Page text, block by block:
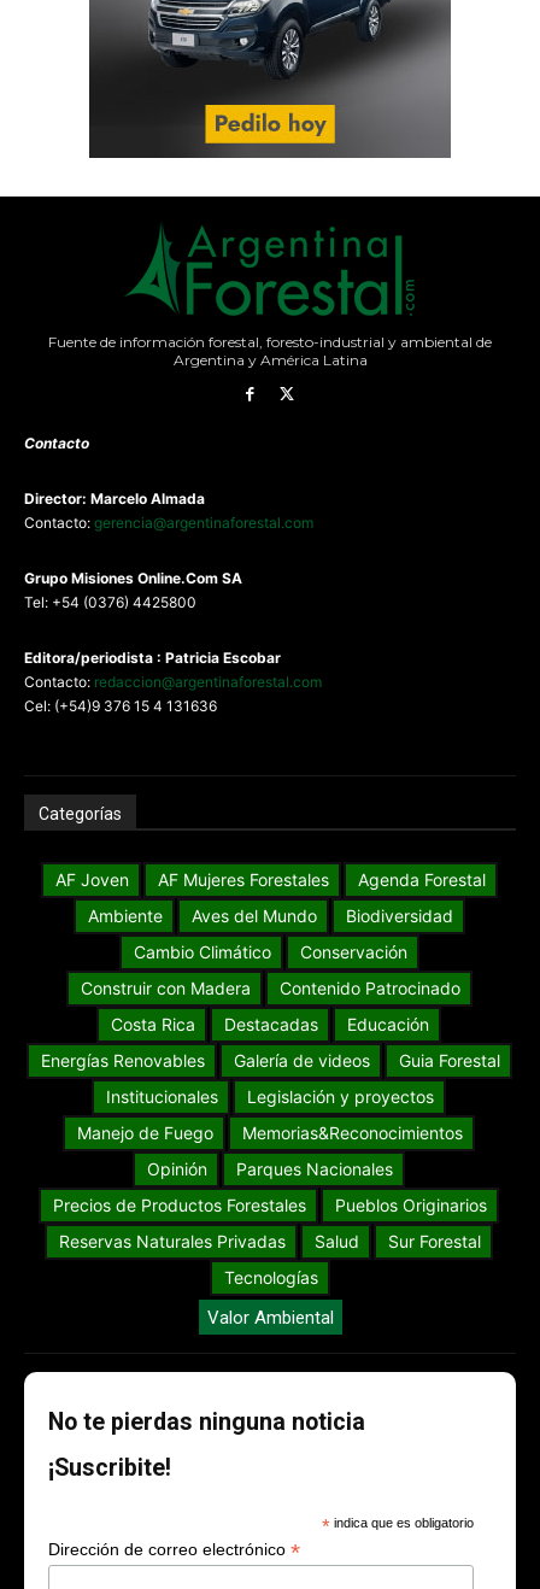
Fuente de información forestal, foresto-industrial y ambiental de
Argentina y América Latina
Contacto
Director: Marcelo Almada
Contacto: gerencia@argentinaforestal.com
Grupo Misiones Online.Com SA
Tel: +54 (0376) 4425800
Editora/periodista : Patricia Escobar
Contacto: redaccion@argentinaforestal.com
Cel: (+54)9 376 15 4 131636
Categorías
AF Joven AF Mujeres Forestales
Agenda Forestal
Ambiente
Aves del Mundo
Biodiversidad
Cambio Climático
Conservación
Construir con Madera
Contenido Patrocinado
Costa Rica
Destacadas
Educación
Energías Renovables
Galería de videos
Guia Forestal
Institucionales
Legislación y proyectos
Manejo de Fuego
Memorias&Reconocimientos
Opinión
Parques Nacionales
Precios de Productos Forestales
Pueblos Originarios
Reservas Naturales Privadas
Salud
Sur Forestal
Tecnologías
Valor Ambiental
No te pierdas ninguna noticia
¡Suscribite!
* indica que es obligatorio
Dirección de correo electrónico *